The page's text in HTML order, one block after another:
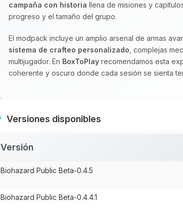
campaña con historia llena de misiones y
progreso y el tamaño del grupo.
El modpack incluye un amplio arsenal de armas
sistema de crafteo personalizado , complejas
multijugador. En BoxToPlay recomendamos esta
coherente y oscuro donde cada sesión se sienta
Versiones disponibles
Versión
Biohazard Public Beta-0.4.5
Biohazard Public Beta-0.4.4.1